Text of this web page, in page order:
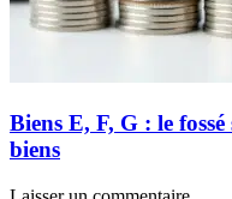
Biens E, F, G : le
biens